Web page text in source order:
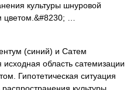
культуры шнуровой
…
(синий) и Сатем
область сатемизации
Гипотетическая ситуация